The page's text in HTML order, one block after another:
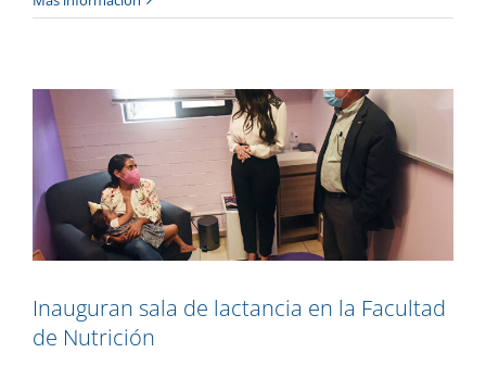
Inauguran sala de lactancia en la Facultad
de Nutrición